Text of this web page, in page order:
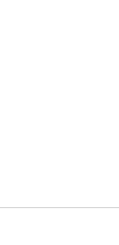
匪諜條例》第
處感訓，其後
至1954年10月31
次董監事會審
非有實據。由